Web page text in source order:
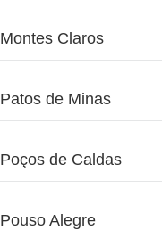
Montes Claros
Patos de Minas
Poços de Caldas
Pouso Alegre